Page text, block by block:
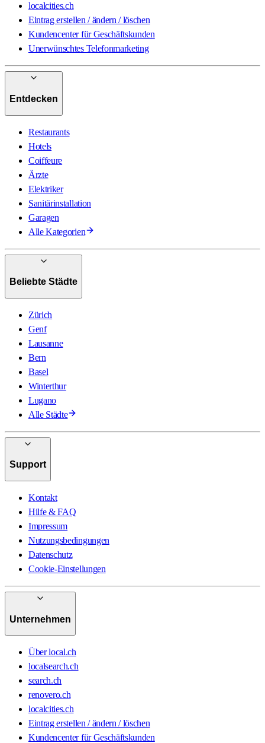
localcities.ch
Eintrag erstellen / ändern / löschen
Kundencenter für Geschäftskunden
Unerwünschtes Telefonmarketing
Entdecken
Restaurants
Hotels
Coiffeure
Ärzte
Elektriker
Sanitärinstallation
Garagen
Alle Kategorien
Beliebte Städte
Zürich
Genf
Lausanne
Bern
Basel
Winterthur
Lugano
Alle Städte
Support
Kontakt
Hilfe & FAQ
Impressum
Nutzungsbedingungen
Datenschutz
Cookie-Einstellungen
Unternehmen
Über local.ch
localsearch.ch
search.ch
renovero.ch
localcities.ch
Eintrag erstellen / ändern / löschen
Kundencenter für Geschäftskunden